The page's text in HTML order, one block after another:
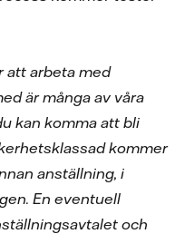
att arbeta med
är många av våra
kan komma att bli
kommer
anställning, i
En eventuell
och